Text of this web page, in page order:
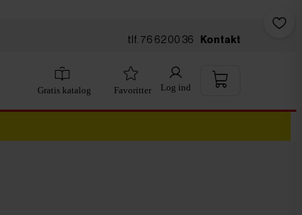
tlf. 76 62 00 36 Kontakt
Gratis katalog Favoritter Log ind